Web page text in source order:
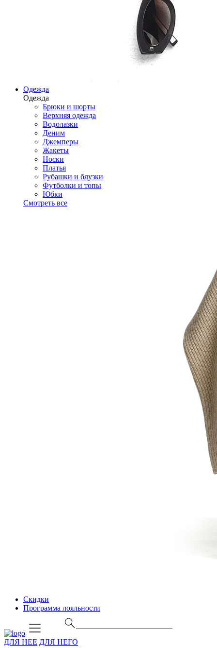
Одежда
Одежда
Брюки и шорты
Верхняя одежда
Водолазки
Деним
Джемперы
Жакеты
Носки
Платья
Рубашки и блузки
Футболки и топы
Юбки
Смотреть все
Скидки
Программа лояльности
ДЛЯ НЕЕ ДЛЯ НЕГО